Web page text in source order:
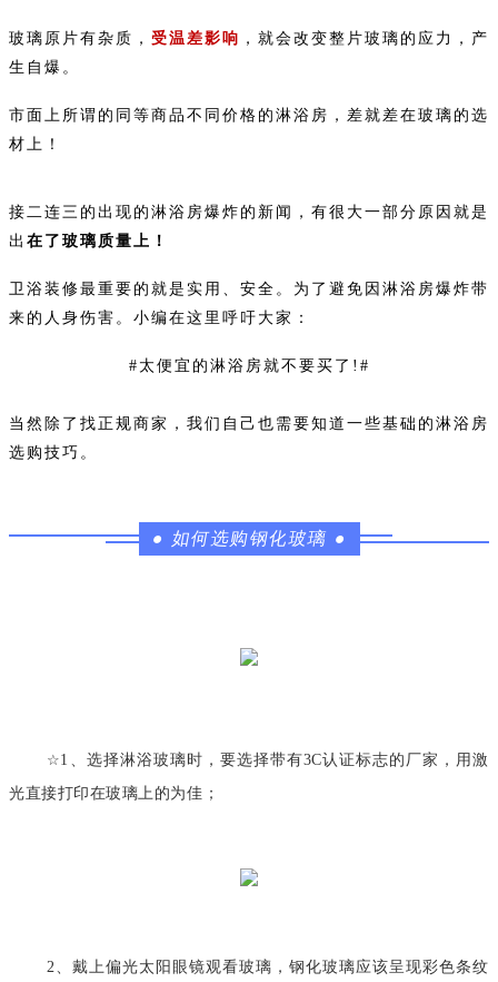
玻璃原片有杂质， 受温差影响 ，就会改变整片玻璃的应力，产
生自爆。
市面上所谓的同等商品不同价格的淋浴房，差就差在玻璃的选
材上！
接二连三的出现的淋浴房爆炸的新闻，有很大一部分原因就是
出 在了玻璃质量上！
卫浴装修最重要的就是实用、安全。为了避免因淋浴房爆炸带
来的人身伤害。小编在这里呼吁大家：
#太便宜的淋浴房就不要买了!#
当然除了找正规商家，我们自己也需要知道一些基础的淋浴房
选购技巧。
● 如何选购钢化玻璃 ●
☆1 、选择淋浴玻璃时，要选择带有3C认证标志的厂家，用激
光直接打印在玻璃上的为佳；
2、戴上偏光太阳眼镜观看玻璃，钢化玻璃应该呈现彩色条纹